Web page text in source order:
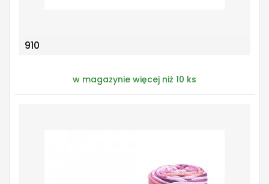
910
w magazynie więcej niż 10 ks